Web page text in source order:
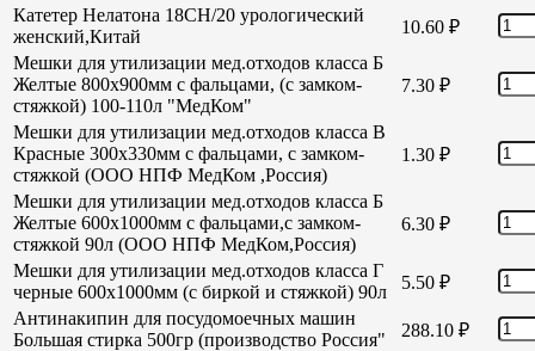
Катетер Нелатона 18CH/20 урологический
женский,Китай
10.60 ₽
Мешки для утилизации мед.отходов класса Б
Желтые 800х900мм с фальцами, (с замком-
стяжкой) 100-110л "МедКом"
7.30 ₽
Мешки для утилизации мед.отходов класса В
Красные 300х330мм с фальцами, с замком-
стяжкой (ООО НПФ МедКом ,Россия)
1.30 ₽
Мешки для утилизации мед.отходов класса Б
Желтые 600х1000мм с фальцами,с замком-
стяжкой 90л (ООО НПФ МедКом,Россия)
6.30 ₽
Мешки для утилизации мед.отходов класса Г
черные 600х1000мм (с биркой и стяжкой) 90л
5.50 ₽
Антинакипин для посудомоечных машин
Большая стирка 500гр (производство Россия"
288.10 ₽